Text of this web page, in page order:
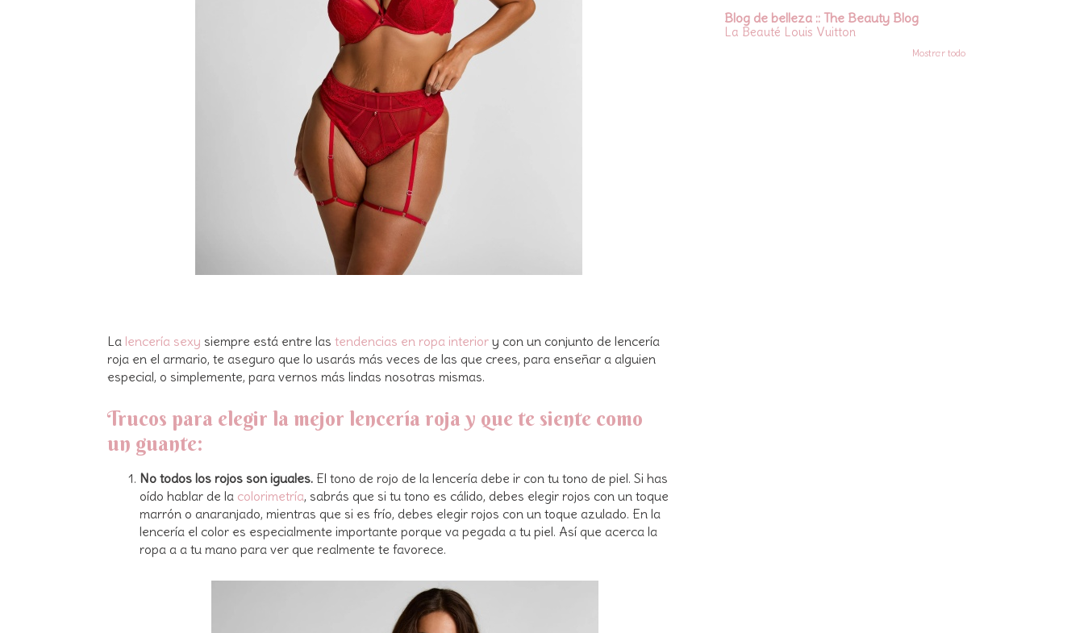
La lencería sexy siempre está entre las tendencias en ropa interior y con un conjunto de lencería
roja en el armario, te aseguro que lo usarás más veces de las que crees, para enseñar a alguien
especial, o simplemente, para vernos más lindas nosotras mismas.
Trucos para elegir la mejor lencería roja y que te siente como
un guante:
No todos los rojos son iguales. El tono de rojo de la lencería debe ir con tu tono de piel. Si has
oído hablar de la colorimetría, sabrás que si tu tono es cálido, debes elegir rojos con un toque
marrón o anaranjado, mientras que si es frío, debes elegir rojos con un toque azulado. En la
lencería el color es especialmente importante porque va pegada a tu piel. Así que acerca la
ropa a a tu mano para ver que realmente te favorece.
Blog de belleza :: The Beauty Blog
La Beauté Louis Vuitton
Mostrar todo